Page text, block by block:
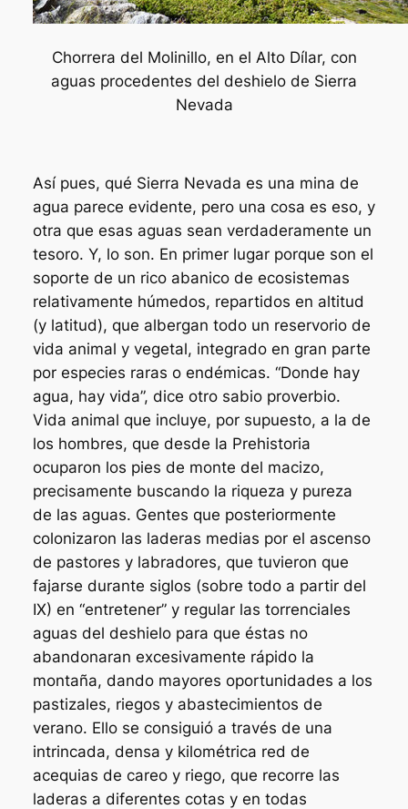
Chorrera del Molinillo, en el Alto Dílar, con
aguas procedentes del deshielo de Sierra
Nevada
Así pues, qué Sierra Nevada es una mina de
agua parece evidente, pero una cosa es eso, y
otra que esas aguas sean verdaderamente un
tesoro. Y, lo son. En primer lugar porque son el
soporte de un rico abanico de ecosistemas
relativamente húmedos, repartidos en altitud
(y latitud), que albergan todo un reservorio de
vida animal y vegetal, integrado en gran parte
por especies raras o endémicas. “Donde hay
agua, hay vida”, dice otro sabio proverbio.
Vida animal que incluye, por supuesto, a la de
los hombres, que desde la Prehistoria
ocuparon los pies de monte del macizo,
precisamente buscando la riqueza y pureza
de las aguas. Gentes que posteriormente
colonizaron las laderas medias por el ascenso
de pastores y labradores, que tuvieron que
fajarse durante siglos (sobre todo a partir del
IX) en “entretener” y regular las torrenciales
aguas del deshielo para que éstas no
abandonaran excesivamente rápido la
montaña, dando mayores oportunidades a los
pastizales, riegos y abastecimientos de
verano. Ello se consiguió a través de una
intrincada, densa y kilométrica red de
acequias de careo y riego, que recorre las
laderas a diferentes cotas y en todas